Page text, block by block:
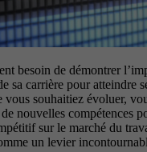
besoin de démontrer
sa carrière pour atteindre
vous souhaitiez évoluer,
nouvelles compétences
sur le marché du
un levier